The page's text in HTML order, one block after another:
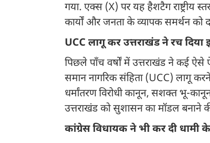
गया. एक्स (X) पर यह हैशटैग राष्ट्रीय
कार्यों और जनता के व्यापक समर्थन को
UCC लागू कर उत्तराखंड ने रच दिया
पिछले पाँच वर्षों में उत्तराखंड ने कई ऐसे
समान नागरिक संहिता (UCC) लागू
धर्मांतरण विरोधी कानून, सशक्त भू-
उत्तराखंड को सुशासन का मॉडल बनाने
कांग्रेस विधायक ने भी कर दी धामी